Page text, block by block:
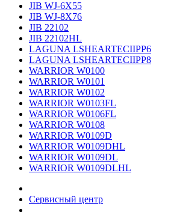
JIB WJ-6X55
JIB WJ-8X76
JIB 22102
JIB 22102HL
LAGUNA LSHEARTECIIPP6
LAGUNA LSHEARTECIIPP8
WARRIOR W0100
WARRIOR W0101
WARRIOR W0102
WARRIOR W0103FL
WARRIOR W0106FL
WARRIOR W0108
WARRIOR W0109D
WARRIOR W0109DHL
WARRIOR W0109DL
WARRIOR W0109DLHL
Сервисный центр